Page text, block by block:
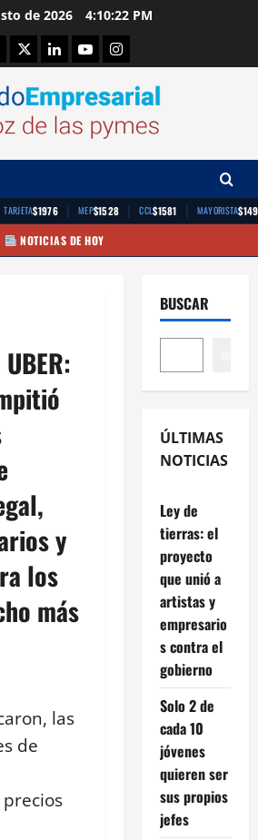
de 2026 4:10:23 PM
TwitterLinkedinYoutubeInstagram
TARJETA$1976 | MEP$1528 | CCL$1581 | MAYORISTA
NOTICIAS DE HOY
y
los
más
las
de
BUSCAR
ÚLTIMAS
NOTICIAS
Ley de
tierras: el
proyecto
que unió a
artistas y
empresario
s contra el
gobierno
Solo 2 de
cada 10
jóvenes
quieren ser
sus propios
jefes